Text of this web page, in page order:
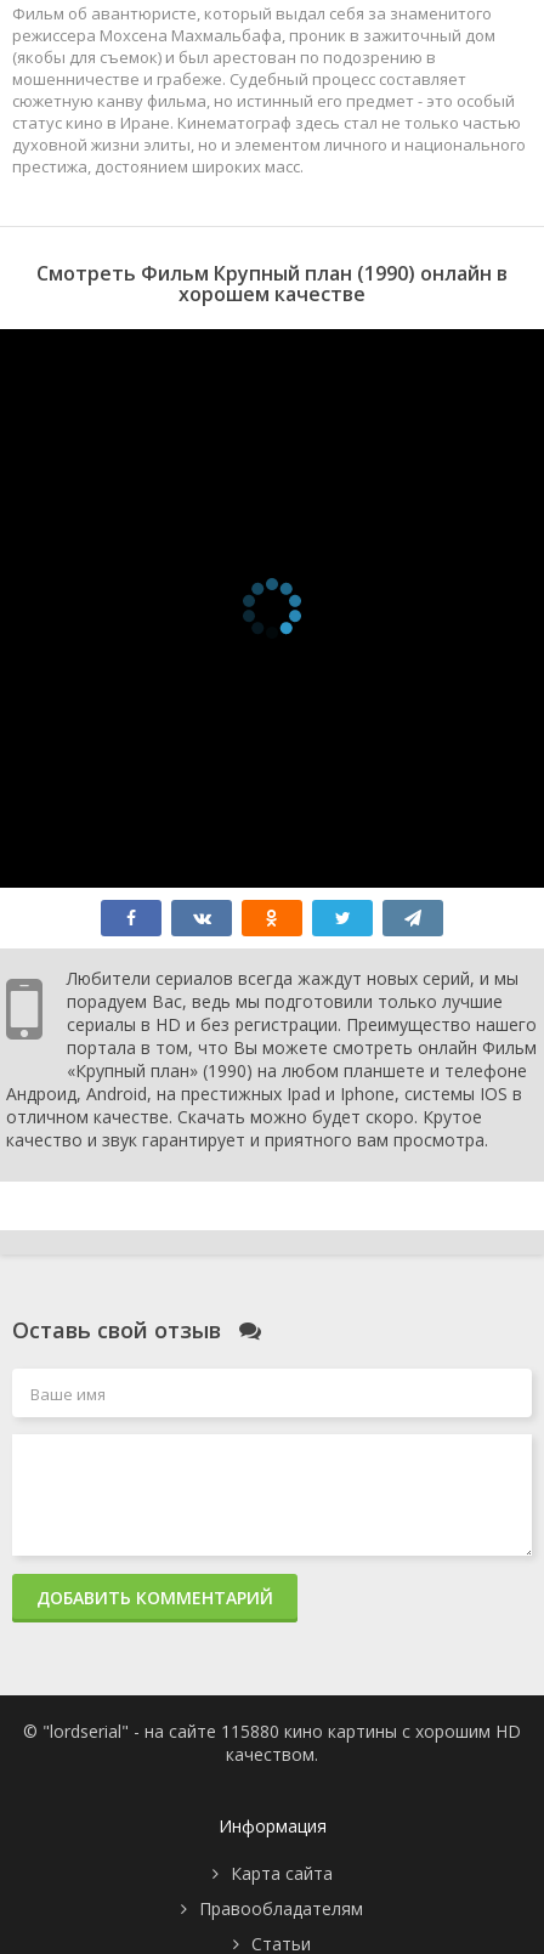
Фильм об авантюристе, который выдал себя за знаменитого
режиссера Мохсена Махмальбафа, проник в зажиточный дом
(якобы для съемок) и был арестован по подозрению в
мошенничестве и грабеже. Судебный процесс составляет
сюжетную канву фильма, но истинный его предмет - это особый
статус кино в Иране. Кинематограф здесь стал не только частью
духовной жизни элиты, но и элементом личного и национального
престижа, достоянием широких масс.
Смотреть Фильм Крупный план (1990) онлайн в
хорошем качестве
Любители сериалов всегда жаждут новых серий, и мы
порадуем Вас, ведь мы подготовили только лучшие
сериалы в HD и без регистрации. Преимущество нашего
портала в том, что Вы можете смотреть онлайн Фильм
«Крупный план» (1990) на любом планшете и телефоне
Андроид, Android, на престижных Ipad и Iphone, системы IOS в
отличном качестве. Скачать можно будет скоро. Крутое
качество и звук гарантирует и приятного вам просмотра.
Оставь свой отзыв
ДОБАВИТЬ КОММЕНТАРИЙ
© "lordserial" - на сайте 115880 кино картины с хорошим HD
качеством.
Информация
Карта сайта
Правообладателям
Статьи